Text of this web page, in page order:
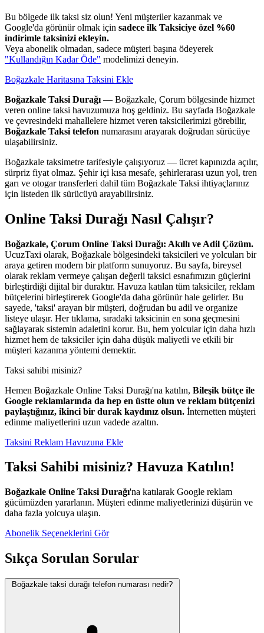
Bu bölgede ilk taksi siz olun! Yeni müşteriler kazanmak ve
Google'da görünür olmak için sadece ilk Taksiciye özel %60
indirimle taksinizi ekleyin.
Veya abonelik olmadan, sadece müşteri başına ödeyerek
"Kullandığın Kadar Öde" modelimizi deneyin.
Boğazkale Haritasına Taksini Ekle
Boğazkale Taksi Durağı — Boğazkale, Çorum bölgesinde hizmet
veren online taksi havuzumuza hoş geldiniz. Bu sayfada Boğazkale
ve çevresindeki mahallelere hizmet veren taksicilerimizi görebilir,
Boğazkale Taksi telefon numarasını arayarak doğrudan sürücüye
ulaşabilirsiniz.
Boğazkale taksimetre tarifesiyle çalışıyoruz — ücret kapınızda açılır,
sürpriz fiyat olmaz. Şehir içi kısa mesafe, şehirlerarası uzun yol, tren
garı ve otogar transferleri dahil tüm Boğazkale Taksi ihtiyaçlarınız
için listeden ilk sürücüyü arayabilirsiniz.
Online Taksi Durağı Nasıl Çalışır?
Boğazkale, Çorum Online Taksi Durağı: Akıllı ve Adil Çözüm.
UcuzTaxi olarak, Boğazkale bölgesindeki taksicileri ve yolcuları bir
araya getiren modern bir platform sunuyoruz. Bu sayfa, bireysel
olarak reklam vermeye çalışan değerli taksici esnafımızın güçlerini
birleştirdiği dijital bir duraktır. Havuza katılan tüm taksiciler, reklam
bütçelerini birleştirerek Google'da daha görünür hale gelirler. Bu
sayede, 'taksi' arayan bir müşteri, doğrudan bu adil ve organize
listeye ulaşır. Her tıklama, sıradaki taksicinin en sona geçmesini
sağlayarak sistemin adaletini korur. Bu, hem yolcular için daha hızlı
hizmet hem de taksiciler için daha düşük maliyetli ve etkili bir
müşteri kazanma yöntemi demektir.
Taksi sahibi misiniz?
Hemen Boğazkale Online Taksi Durağı'na katılın, Bileşik bütçe ile
Google reklamlarında da hep en üstte olun ve reklam bütçenizi
paylaştığınız, ikinci bir durak kaydınız olsun. İnternetten müşteri
edinme maliyetlerini uzun vadede azaltın.
Taksini Reklam Havuzuna Ekle
Taksi Sahibi misiniz? Havuza Katılın!
Boğazkale Online Taksi Durağı'na katılarak Google reklam
gücümüzden yararlanın. Müşteri edinme maliyetlerinizi düşürün ve
daha fazla yolcuya ulaşın.
Abonelik Seçeneklerini Gör
Sıkça Sorulan Sorular
Boğazkale taksi durağı telefon numarası nedir?